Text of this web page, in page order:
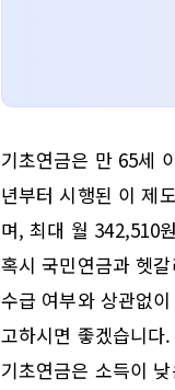
기초연금은 만 65세
년부터 시행된 이 제
며, 최대 월 342,510
혹시 국민연금과 헷
수급 여부와 상관없
고하시면 좋겠습니다.
기초연금은 소득이